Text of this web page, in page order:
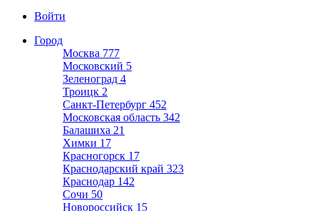
Войти
Город
Москва 777
Московский 5
Зеленоград 4
Троицк 2
Санкт-Петербург 452
Московская область 342
Балашиха 21
Химки 17
Красногорск 17
Краснодарский край 323
Краснодар 142
Сочи 50
Новороссийск 15